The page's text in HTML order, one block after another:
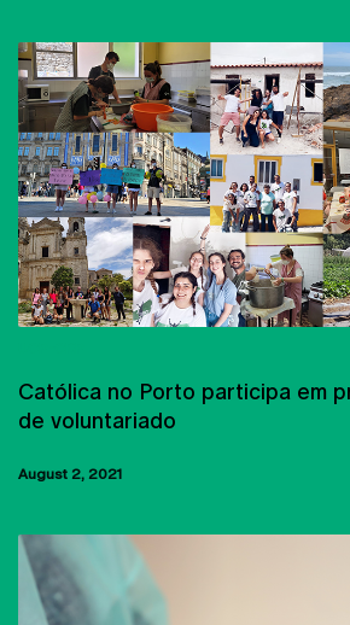
Católica no Porto participa em
de voluntariado
August 2, 2021